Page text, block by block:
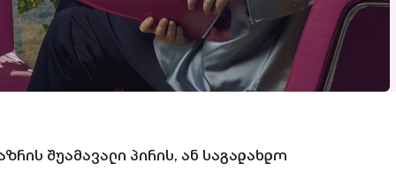
ქალი
ლიმიტი
Start-up აგრო სესხი
შუამავალი პირის, ან საგადახდო